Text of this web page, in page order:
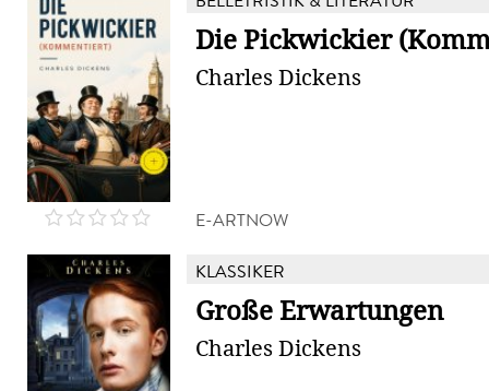
Die Pickwickier
Charles Dickens
E-ARTNOW
KLASSIKER
Große Erwartungen
Charles Dickens